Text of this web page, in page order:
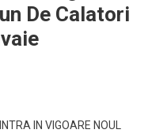
De Calatori
IN VIGOARE NOUL